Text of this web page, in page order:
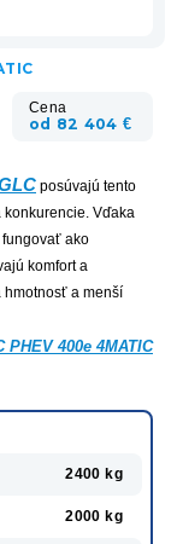
Cena
od 82 404 €
posúvajú tento
Vďaka
ako
komfort a
hmotnosť a menší
PHEV 400e 4MATIC
2400 kg
2000 kg